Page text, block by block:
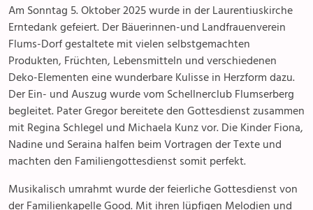
Am Sonntag 5. Oktober 2025 wurde in der Laurentiuskirche
Erntedank gefeiert. Der Bäuerinnen-und Landfrauenverein
Flums-Dorf gestaltete mit vielen selbstgemachten
Produkten, Früchten, Lebensmitteln und verschiedenen
Deko-Elementen eine wunderbare Kulisse in Herzform dazu.
Der Ein- und Auszug wurde vom Schellnerclub Flumserberg
begleitet. Pater Gregor bereitete den Gottesdienst zusammen
mit Regina Schlegel und Michaela Kunz vor. Die Kinder Fiona,
Nadine und Seraina halfen beim Vortragen der Texte und
machten den Familiengottesdienst somit perfekt.
Musikalisch umrahmt wurde der feierliche Gottesdienst von
der Familienkapelle Good. Mit ihren lüpfigen Melodien und